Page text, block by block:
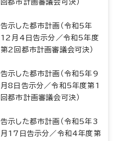
回都市計画審議会可決）
告示した都市計画（令和5年
12月4日告示分／令和5年度
第2回都市計画審議会可決）
告示した都市計画（令和5年9
月8日告示分／令和5年度第1
回都市計画審議会可決）
告示した都市計画（令和5年3
月17日告示分／令和4年度第